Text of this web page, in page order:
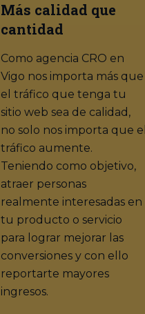
Más calidad que
cantidad
Como agencia CRO en
Vigo nos importa más que
el tráfico que tenga tu
sitio web sea de calidad,
no solo nos importa que el
tráfico aumente.
Teniendo como objetivo,
atraer personas
realmente interesadas en
tu producto o servicio
para lograr mejorar las
conversiones y con ello
reportarte mayores
ingresos.